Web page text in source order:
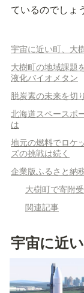
ているのでしょ
宇宙に近い町、大
大樹町の地域課題
液化バイオメタン
脱炭素の未来を切
北海道スペースポ
は
地元の燃料でロケ
ズの挑戦は続く
企業版ふるさと納
大樹町で寄附
関連記事
宇宙に近